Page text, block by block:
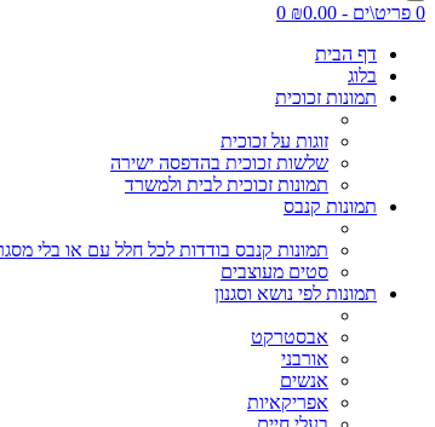
0 פריט\ים - ₪0.00
0
דף הבית
בלוג
תמונות זכוכית
זוגות על זכוכית
שלשות זכוכית בהדפסה ישירה
תמונות זכוכית לבית ולמשרד
תמונות קנבס
תמונות קנבס בודדות לכל חלל עם או בלי
סטים מעוצבים
תמונות לפי נושא וסגנון
אבסטרקט
אורבני
אנשים
אפריקאיות